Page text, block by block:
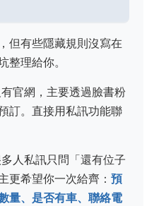
但有些隱藏規則沒寫在
整理給你。
官網，主要透過臉書粉
訂。直接用私訊功能聯
人私訊只問「還有位子
更希望你一次給齊： 預
量、是否有車、聯絡電